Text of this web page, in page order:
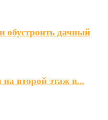
обустроить дачный
на второй этаж в...